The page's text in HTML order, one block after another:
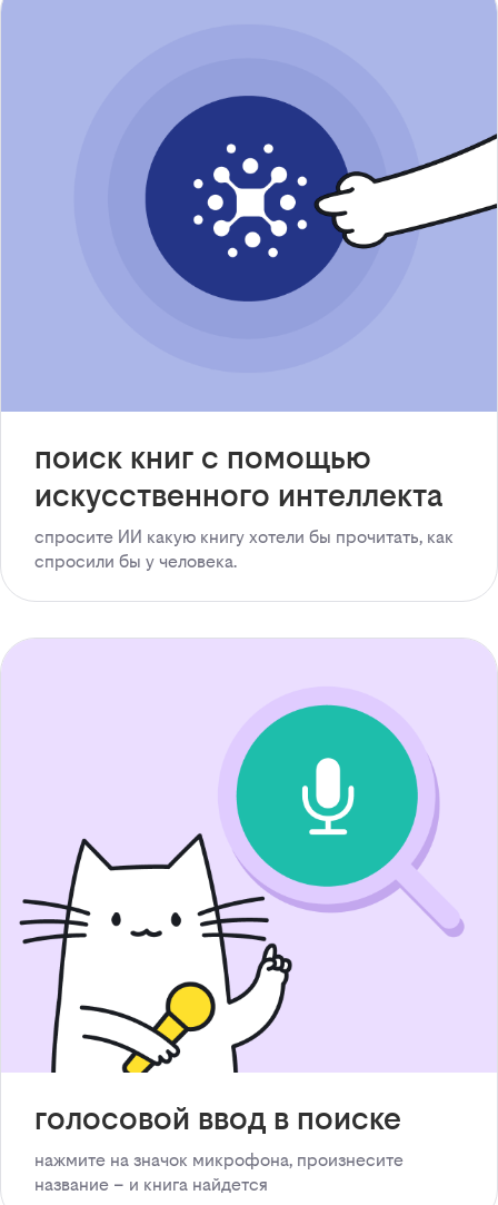
поиск книг с помощью
искусственного интеллекта
спросите ИИ какую книгу хотели бы прочитать, как
спросили бы у человека.
голосовой ввод в поиске
нажмите на значок микрофона, произнесите
название – и книга найдется